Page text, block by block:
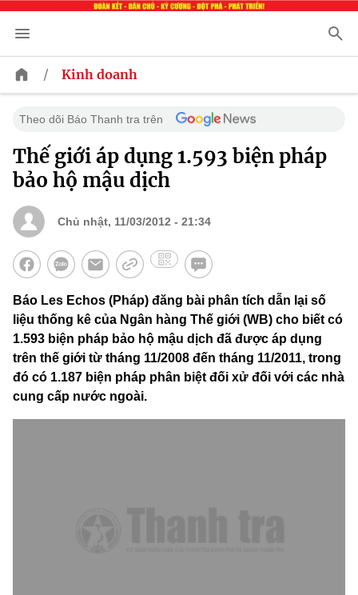
/ Kinh doanh
Theo dõi Báo Thanh tra trên
Thế giới áp dụng 1.593 biện pháp
bảo hộ mậu dịch
Chủ nhật, 11/03/2012 - 21:34
Báo Les Echos (Pháp) đăng bài phân tích dẫn lại số
liệu thống kê của Ngân hàng Thế giới (WB) cho biết có
1.593 biện pháp bảo hộ mậu dịch đã được áp dụng
trên thế giới từ tháng 11/2008 đến tháng 11/2011, trong
đó có 1.187 biện pháp phân biệt đối xử đối với các nhà
cung cấp nước ngoài.